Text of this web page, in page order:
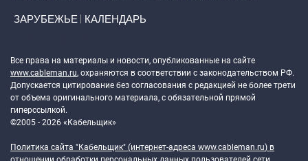
ЗАРУБЕЖЬЕ КАЛЕНДАРЬ
Все права на материалы и новости, опубликованные на сайте
www.cableman.ru, охраняются в соответствии с законодательством РФ.
Допускается цитирование без согласования с редакцией не более трети
от объема оригинального материала, с обязательной прямой
гиперссылкой.
©2005 - 2026 «Кабельщик»
Политика сайта "Кабельщик" (интернет-адреса www.cableman.ru) в